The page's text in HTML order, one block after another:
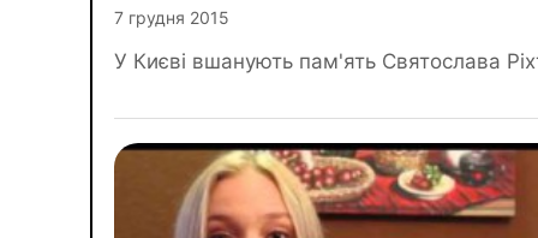
7 грудня 2015
У Києві вшанують пам'ять Святослава